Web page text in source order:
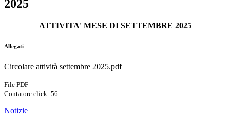
2025
ATTIVITA' MESE DI SETTEMBRE 2025
Allegati
Circolare attività settembre 2025.pdf
File PDF
Contatore click: 56
Notizie